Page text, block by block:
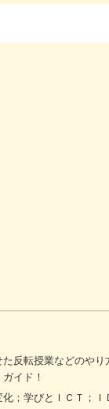
反転授業などのや
イド！
；学びとＩＣＴ；Ｉ